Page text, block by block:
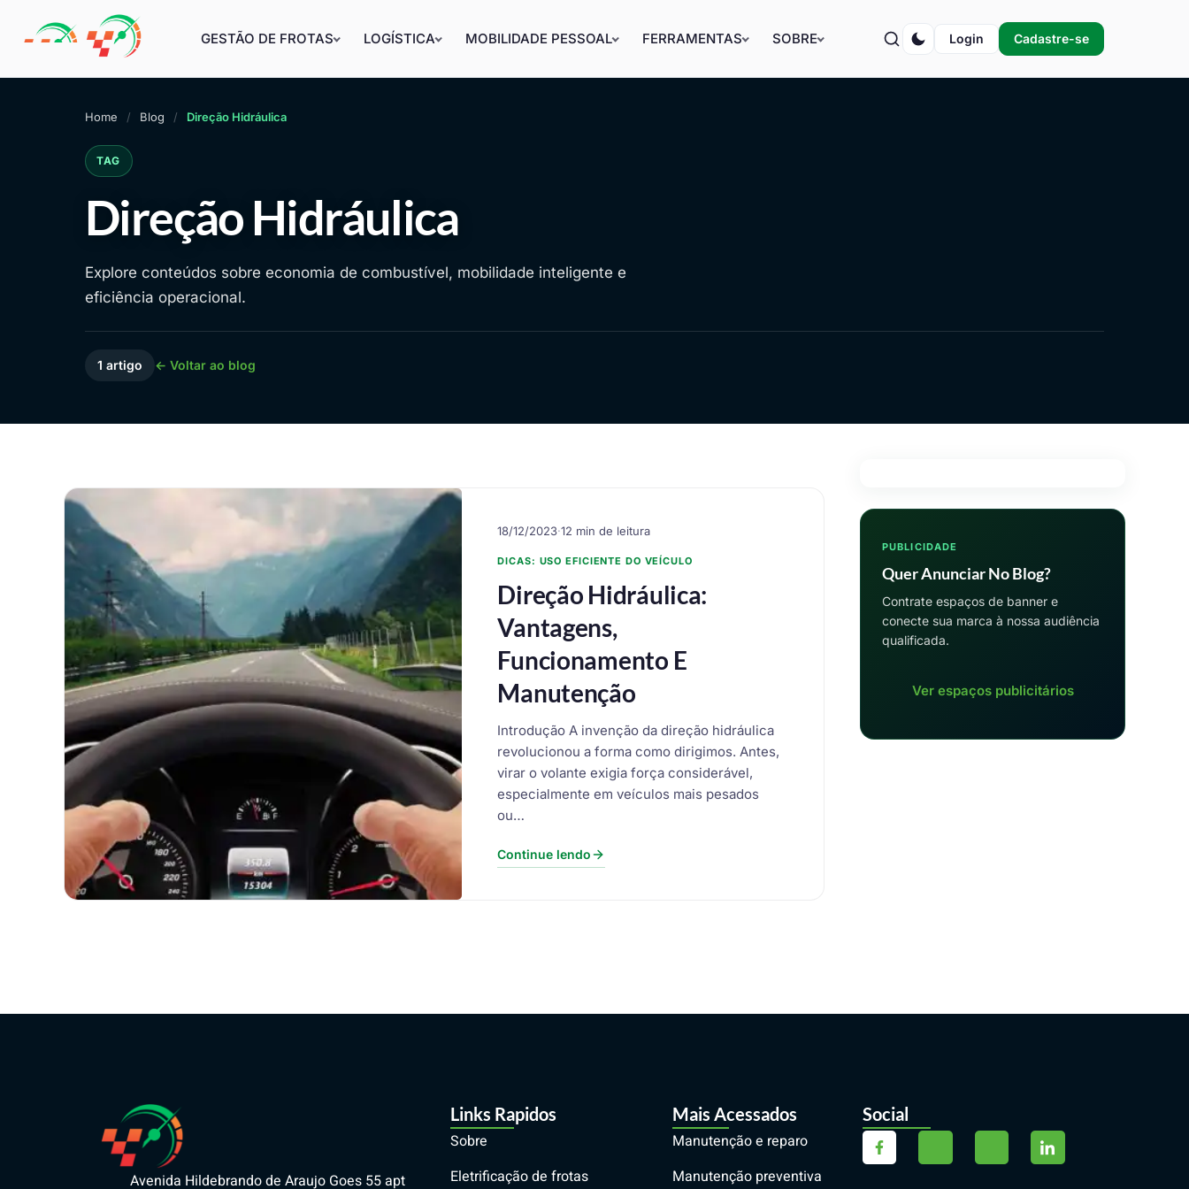
GESTÃO DE FROTAS LOGÍSTICA MOBILIDADE PESSOAL FERRAMENTAS SOBRE Login Cadastre-se
Home Blog Direção Hidráulica
TAG
Direção Hidráulica
Explore conteúdos sobre economia de combustível, mobilidade inteligente e
eficiência operacional.
1 artigo ← Voltar ao blog
18/12/2023·12 min de leitura
DICAS: USO EFICIENTE DO VEÍCULO
Direção Hidráulica:
Vantagens,
Funcionamento E
Manutenção
Introdução A invenção da direção hidráulica
revolucionou a forma como dirigimos. Antes,
virar o volante exigia força considerável,
especialmente em veículos mais pesados
ou…
Continue lendo
PUBLICIDADE
Quer Anunciar No Blog?
Contrate espaços de banner e
conecte sua marca à nossa audiência
qualificada.
Ver espaços publicitários
Avenida Hildebrando de Araujo Goes 55 apt
Links Rapidos
Sobre
Eletrificação de frotas
Mais Acessados
Manutenção e reparo
Manutenção preventiva
Social